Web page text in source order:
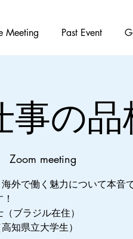
Meeting Past Event
事の
Zoom meeting
外で働く魅力について本音
ブラジル在住）
知県立大学生）